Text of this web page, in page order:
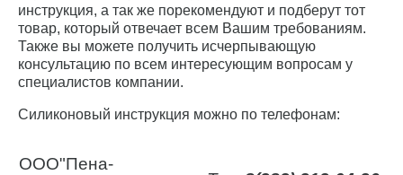
инструкция, а так же порекомендуют и подберут тот
товар, который отвечает всем Вашим требованиям.
Также вы можете получить исчерпывающую
консультацию по всем интересующим вопросам у
специалистов компании.
Силиконовый инструкция можно по телефонам:
ООО"Пена-